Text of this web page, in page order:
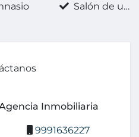
Salón de usos múltiples
Inmobiliaria
9991636227